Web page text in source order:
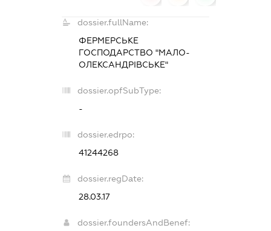
dossier.fullName:
ФЕРМЕРСЬКЕ
ГОСПОДАРСТВО "МАЛО-
ОЛЕКСАНДРІВСЬКЕ"
dossier.opfSubType:
-
dossier.edrpo:
41244268
dossier.regDate:
28.03.17
dossier.foundersAndBenef: